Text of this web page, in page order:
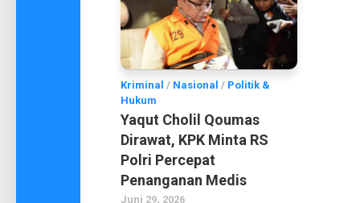
Kriminal / Nasional / Politik &
Hukum
Yaqut Cholil Qoumas
Dirawat, KPK Minta RS
Polri Percepat
Penanganan Medis
Juni 29, 2026